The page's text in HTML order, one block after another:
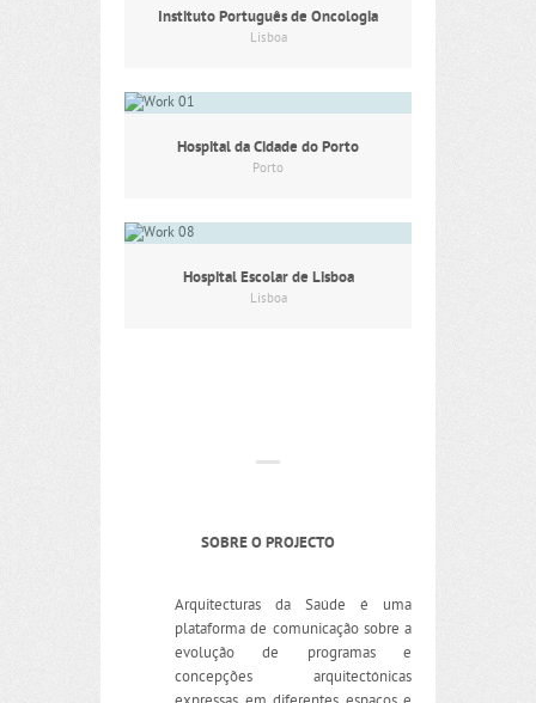
Instituto Português de Oncologia
Lisboa
Hospital da Cidade do Porto
Porto
Hospital Escolar de Lisboa
Lisboa
SOBRE O PROJECTO
Arquitecturas da Saúde é uma
plataforma de comunicação sobre a
evolução de programas e
concepções arquitectónicas